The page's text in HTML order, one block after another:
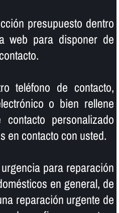
presupuesto dentro
web para disponer de
teléfono de contacto,
o bien rellene
personalizado
en contacto con usted.
para reparación
en general, de
reparación urgente de